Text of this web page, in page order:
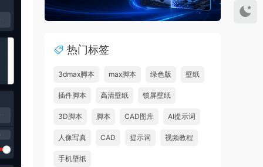
热门标签
3dmax脚本 max脚本 绿色版 壁纸
插件脚本 高清壁纸 锁屏壁纸
3D脚本 脚本 CAD图库 AI提示词
人像写真 CAD 提示词 视频教程
手机壁纸